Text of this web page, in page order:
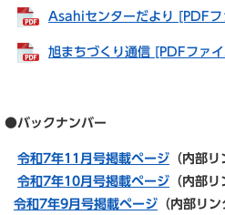
Asahiセンターだより [PDFフ
旭まちづくり通信 [PDFファ
●バックナンバー
令和7年11月号掲載ページ （内部リ
令和7年10月号掲載ページ （内部リ
令和7年9月号掲載ページ （内部リン